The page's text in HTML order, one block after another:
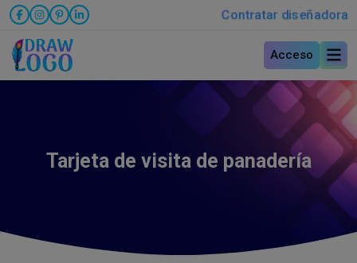
Contratar diseñadora
Acceso
Tarjeta de visita de panadería